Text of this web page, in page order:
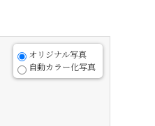
オリジナル写真
自動カラー化写真